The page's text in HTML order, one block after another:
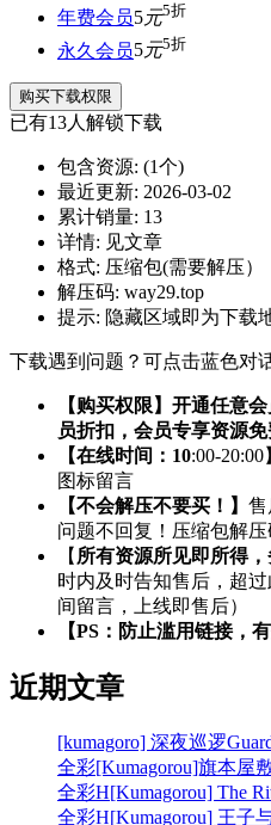
年费会员5元5折
永久会员5元5折
购买下载权限
已有13人解锁下载
包含资源: (1个)
最近更新: 2026-03-02
累计销量: 13
详情: 见文章
格式: 压缩包(需要解压）
解压码: way29.top
提示: 隐藏区域即为下载
下载遇到问题？可点击蓝色对
【购买权限】开通任意
员折扣，会员专享资源
【在线时间：10:00-
图标留言
【不会解压不要买！】 售
问题不回复！压缩包解压
【 所有资源所见即所得
时内及时告知售后，超
间留言，上线即售后）
【PS：防止滥用链接，
近期文章
[kumagoro] 深夜巡逻
全彩[Kumagorou]旗本屋
全彩H[Kumagorou] The
全彩H[Kumagorou] 王子